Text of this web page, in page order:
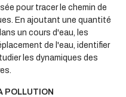
pour tracer le chemin de
En ajoutant une quantité
un cours d'eau, les
de l'eau, identifier
les dynamiques des
POLLUTION